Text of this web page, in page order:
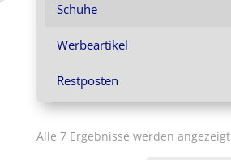
Schuhe
Werbeartikel
Restposten
Alle 7 Ergebnisse werden angezeigt